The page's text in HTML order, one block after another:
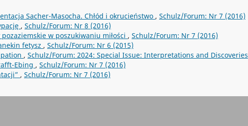
Sacher-Masocha. Chłód i okrucieństwo , Schulz/Forum: Nr 7 (2016)
, Schulz/Forum: Nr 8 (2016)
w poszukiwaniu miłości , Schulz/Forum: Nr 7 (2016)
fetysz , Schulz/Forum: Nr 6 (2015)
, Schulz/Forum: 2024: Special Issue: Interpretations and Discoveries
Ebing , Schulz/Forum: Nr 7 (2016)
, Schulz/Forum: Nr 7 (2016)